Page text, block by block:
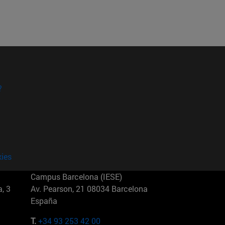
3
Campus Barcelona (IESE)
Av. Pearson, 21 08034 Barcelona
España
T.+34 93 253 42 00